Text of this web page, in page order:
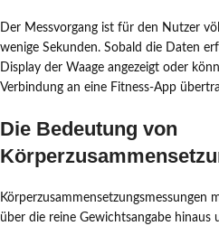
Der Messvorgang ist für den Nutzer
wenige Sekunden. Sobald die Daten
Display der Waage angezeigt oder
Verbindung an eine Fitness-App
Die Bedeutung von
Körperzusammensetzungsmessungen
über die reine Gewichtsangabe